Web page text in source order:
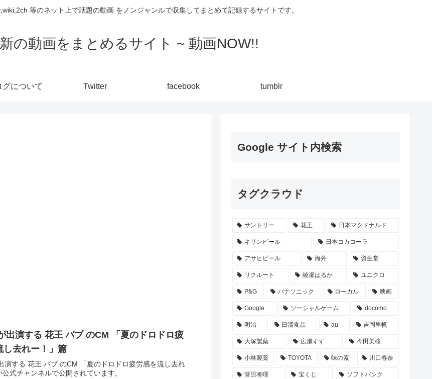
等のネット上で話題の動画 をノンジャンルで収集してまとめて記録するサイトです。
の動画をまとめるサイト ~ 動画NOW!!
グについて Twitter facebook tumblr
出演する 花王 バブ のCM 「夏のドロドロ疲
し去れー！」篇
演する 花王 バブ のCM 「夏のドロドロ疲労感を流し去れ
公式チャンネルで公開されています。
Google サイト内検索
タグクラウド
サントリー 花王 日本マクドナルド
キリンビール 日本コカコーラ
アサヒビール 海外 資生堂
リクルート 綾瀬はるか ユニクロ
P&G パナソニック ローカル 映画
Google ソーシャルゲーム docomo
明治 日清食品 au 吉岡里帆
大塚製薬 広瀬すず 今田美桜
小林製薬 TOYOTA 味の素 川口春奈
菅田将暉 宝くじ ソフトバンク